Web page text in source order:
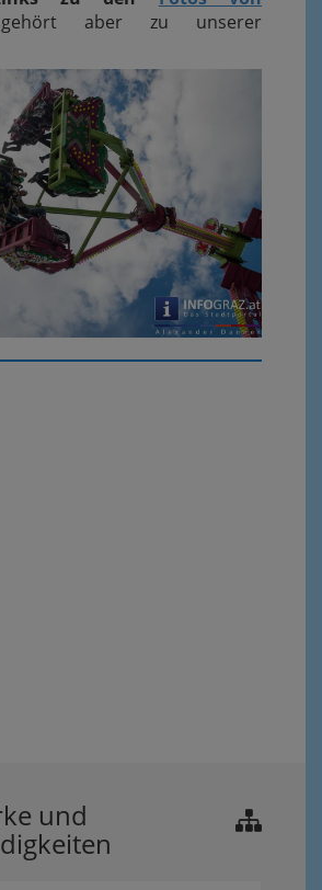
aber zu unserer
und